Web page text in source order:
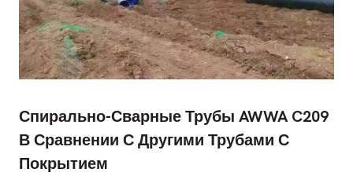
Спирально-Сварные Трубы AWWA C209
В Сравнении С Другими Трубами С
Покрытием